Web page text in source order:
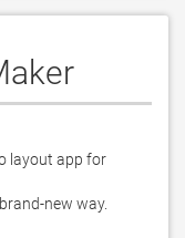
layout app for
new way.